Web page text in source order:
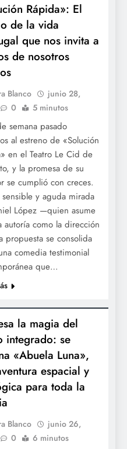
declarar el 30 de
lavado de
la red eléctrica:
a exponer a
por las
Milei habilita
bajo
Rápida»: El
de la vida
que nos invita a
de nosotros
Blanco
junio 28,
0 5 minutos
semana pasado
al estreno de «Solución
en el Teatro Le Cid de
y la promesa de su
se cumplió con creces.
sensible y aguda mirada
López —quien asume
autoría como la dirección
propuesta se consolida
comedia testimonial
que…
la magia del
integrado: se
«Abuela Luna»,
espacial y
para toda la
Blanco
junio 26,
0 6 minutos